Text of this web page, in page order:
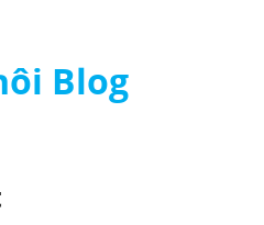
Blog